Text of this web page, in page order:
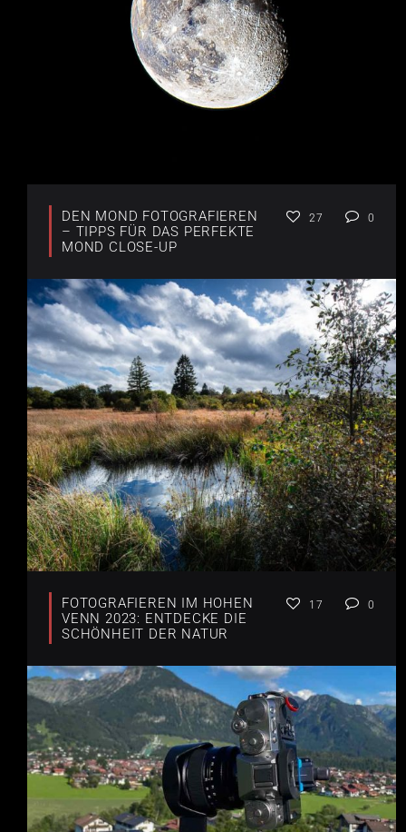
DEN MOND FOTOGRAFIEREN
– TIPPS FÜR DAS PERFEKTE
MOND CLOSE-UP
27 0
FOTOGRAFIEREN IM HOHEN
VENN 2023: ENTDECKE DIE
SCHÖNHEIT DER NATUR
17 0